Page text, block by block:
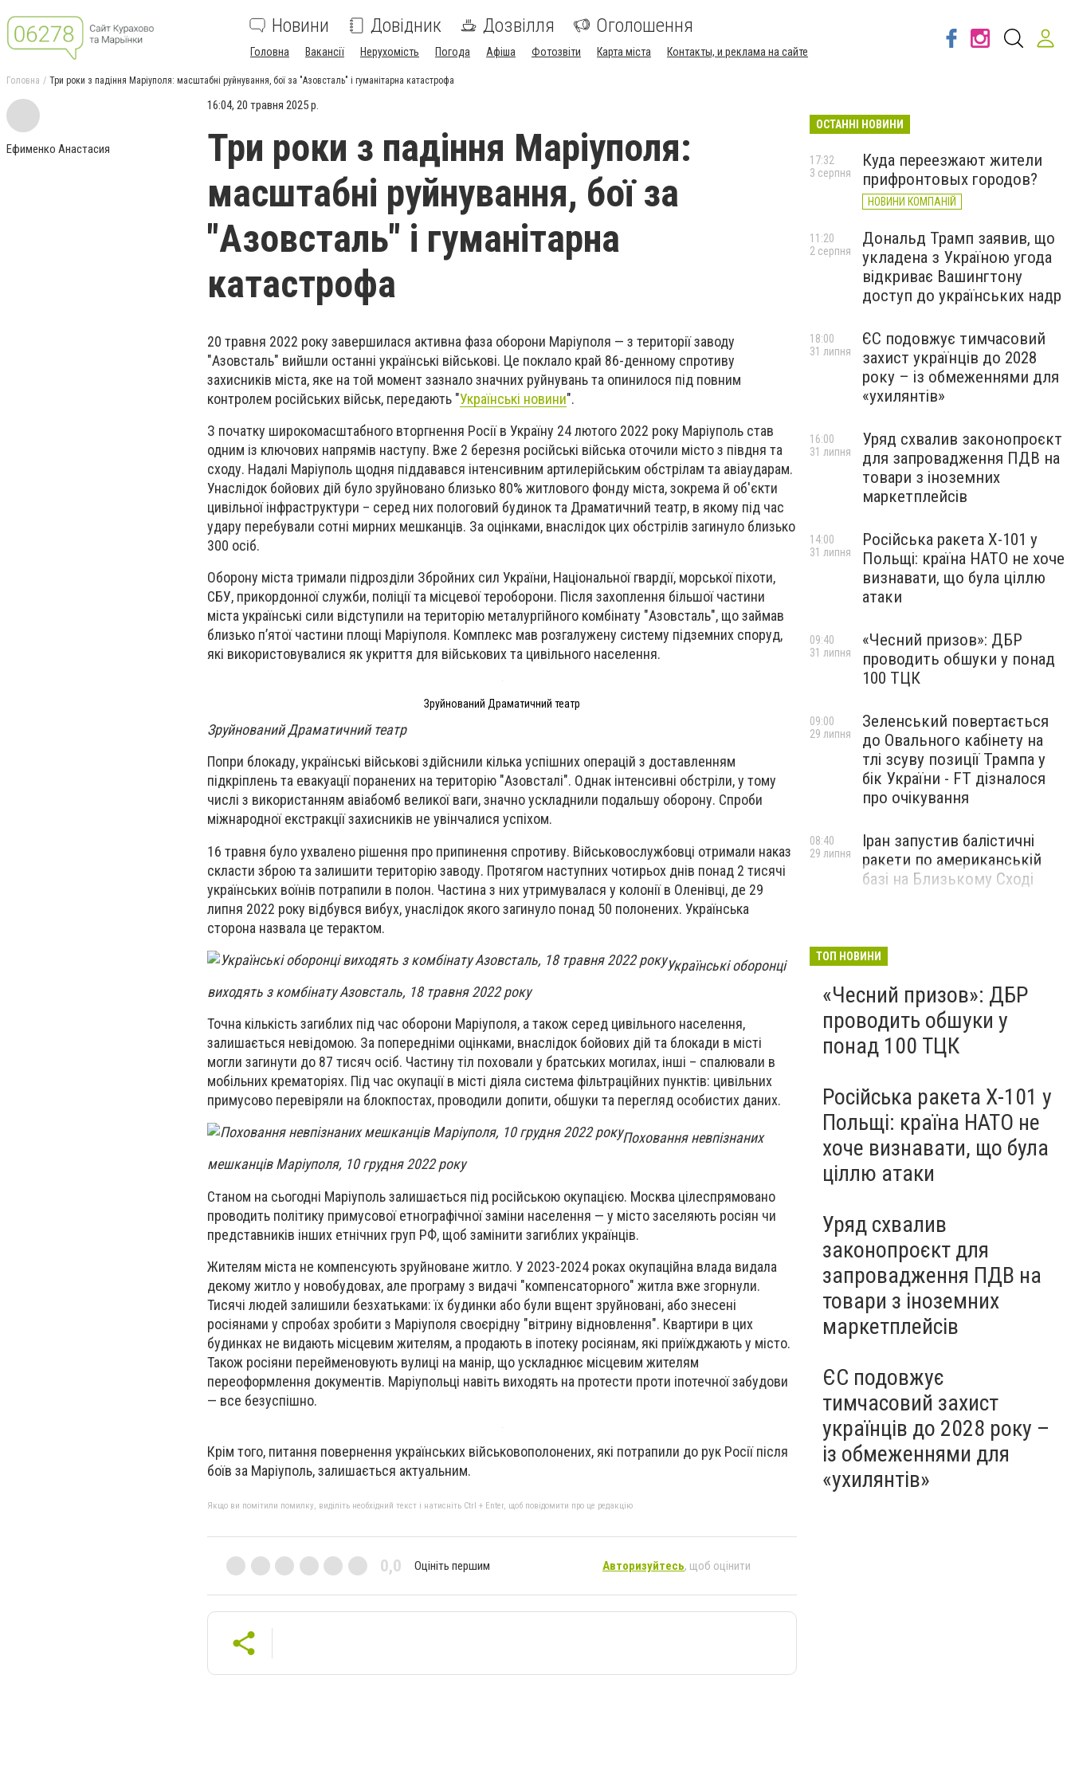
Новини Довідник Дозвілля Оголошення
Головна Вакансії Нерухомість Погода Афіша Фотозвіти Карта міста Контакты, и реклама на сайте
Головна Три роки з падіння Маріуполя: масштабні руйнування, бої за "Азовсталь" і гуманітарна катастрофа
Ефименко Анастасия
16:04, 20 травня 2025 р.
Три роки з падіння Маріуполя:
масштабні руйнування, бої за
"Азовсталь" і гуманітарна
катастрофа
20 травня 2022 року завершилася активна фаза оборони Маріуполя — з території заводу
"Азовсталь" вийшли останні українські військові. Це поклало край 86-денному спротиву
захисників міста, яке на той момент зазнало значних руйнувань та опинилося під повним
контролем російських військ, передають "Українські новини".
З початку широкомасштабного вторгнення Росії в Україну 24 лютого 2022 року Маріуполь став
одним із ключових напрямів наступу. Вже 2 березня російські війська оточили місто з півдня та
сходу. Надалі Маріуполь щодня піддавався інтенсивним артилерійським обстрілам та авіаударам.
Унаслідок бойових дій було зруйновано близько 80% житлового фонду міста, зокрема й об'єкти
цивільної інфраструктури – серед них пологовий будинок та Драматичний театр, в якому під час
удару перебували сотні мирних мешканців. За оцінками, внаслідок цих обстрілів загинуло близько
300 осіб.
Оборону міста тримали підрозділи Збройних сил України, Національної гвардії, морської піхоти,
СБУ, прикордонної служби, поліції та місцевої тероборони. Після захоплення більшої частини
міста українські сили відступили на територію металургійного комбінату "Азовсталь", що займав
близько п’ятої частини площі Маріуполя. Комплекс мав розгалужену систему підземних споруд,
які використовувалися як укриття для військових та цивільного населення.
Зруйнований Драматичний театр
Зруйнований Драматичний театр
Попри блокаду, українські військові здійснили кілька успішних операцій з доставленням
підкріплень та евакуації поранених на територію "Азовсталі". Однак інтенсивні обстріли, у тому
числі з використанням авіабомб великої ваги, значно ускладнили подальшу оборону. Спроби
міжнародної екстракції захисників не увінчалися успіхом.
16 травня було ухвалено рішення про припинення спротиву. Військовослужбовці отримали наказ
скласти зброю та залишити територію заводу. Протягом наступних чотирьох днів понад 2 тисячі
українських воїнів потрапили в полон. Частина з них утримувалася у колонії в Оленівці, де 29
липня 2022 року відбувся вибух, унаслідок якого загинуло понад 50 полонених. Українська
сторона назвала це терактом.
Українські оборонці
виходять з комбінату Азовсталь, 18 травня 2022 року
Точна кількість загиблих під час оборони Маріуполя, а також серед цивільного населення,
залишається невідомою. За попередніми оцінками, внаслідок бойових дій та блокади в місті
могли загинути до 87 тисяч осіб. Частину тіл поховали у братських могилах, інші – спалювали в
мобільних крематоріях. Під час окупації в місті діяла система фільтраційних пунктів: цивільних
примусово перевіряли на блокпостах, проводили допити, обшуки та перегляд особистих даних.
Поховання невпізнаних
мешканців Маріуполя, 10 грудня 2022 року
Станом на сьогодні Маріуполь залишається під російською окупацією. Москва цілеспрямовано
проводить політику примусової етнографічної заміни населення — у місто заселяють росіян чи
представників інших етнічних груп РФ, щоб замінити загиблих українців.
Жителям міста не компенсують зруйноване житло. У 2023-2024 роках окупаційна влада видала
декому житло у новобудовах, але програму з видачі "компенсаторного" житла вже згорнули.
Тисячі людей залишили безхатьками: їх будинки або були вщент зруйновані, або знесені
росіянами у спробах зробити з Маріуполя своєрідну "вітрину відновлення". Квартири в цих
будинках не видають місцевим жителям, а продають в іпотеку росіянам, які приїжджають у місто.
Також росіяни перейменовують вулиці на манір, що ускладнює місцевим жителям
переоформлення документів. Маріупольці навіть виходять на протести проти іпотечної забудови
— все безуспішно.
Крім того, питання повернення українських військовополонених, які потрапили до рук Росії після
боїв за Маріуполь, залишається актуальним.
Якщо ви помітили помилку, виділіть необхідний текст і натисніть Ctrl + Enter, щоб повідомити про це редакцію
0,0 Оцініть першим Авторизуйтесь, щоб оцінити
ОСТАННІ НОВИНИ
Куда переезжают жители
прифронтовых городов?
НОВИНИ КОМПАНІЙ
17:32
3 серпня
Дональд Трамп заявив, що
укладена з Україною угода
відкриває Вашингтону
доступ до українських надр
11:20
2 серпня
ЄС подовжує тимчасовий
захист українців до 2028
року – із обмеженнями для
«ухилянтів»
18:00
31 липня
Уряд схвалив законопроєкт
для запровадження ПДВ на
товари з іноземних
маркетплейсів
16:00
31 липня
Російська ракета Х-101 у
Польщі: країна НАТО не хоче
визнавати, що була ціллю
атаки
14:00
31 липня
«Чесний призов»: ДБР
проводить обшуки у понад
100 ТЦК
09:40
31 липня
Зеленський повертається
до Овального кабінету на
тлі зсуву позиції Трампа у
бік України - FT дізналося
про очікування
09:00
29 липня
Іран запустив балістичні
ракети по американській
базі на Близькому Сході
08:40
29 липня
ТОП НОВИНИ
«Чесний призов»: ДБР
проводить обшуки у
понад 100 ТЦК
Російська ракета Х-101 у
Польщі: країна НАТО не
хоче визнавати, що була
ціллю атаки
Уряд схвалив
законопроєкт для
запровадження ПДВ на
товари з іноземних
маркетплейсів
ЄС подовжує
тимчасовий захист
українців до 2028 року –
із обмеженнями для
«ухилянтів»